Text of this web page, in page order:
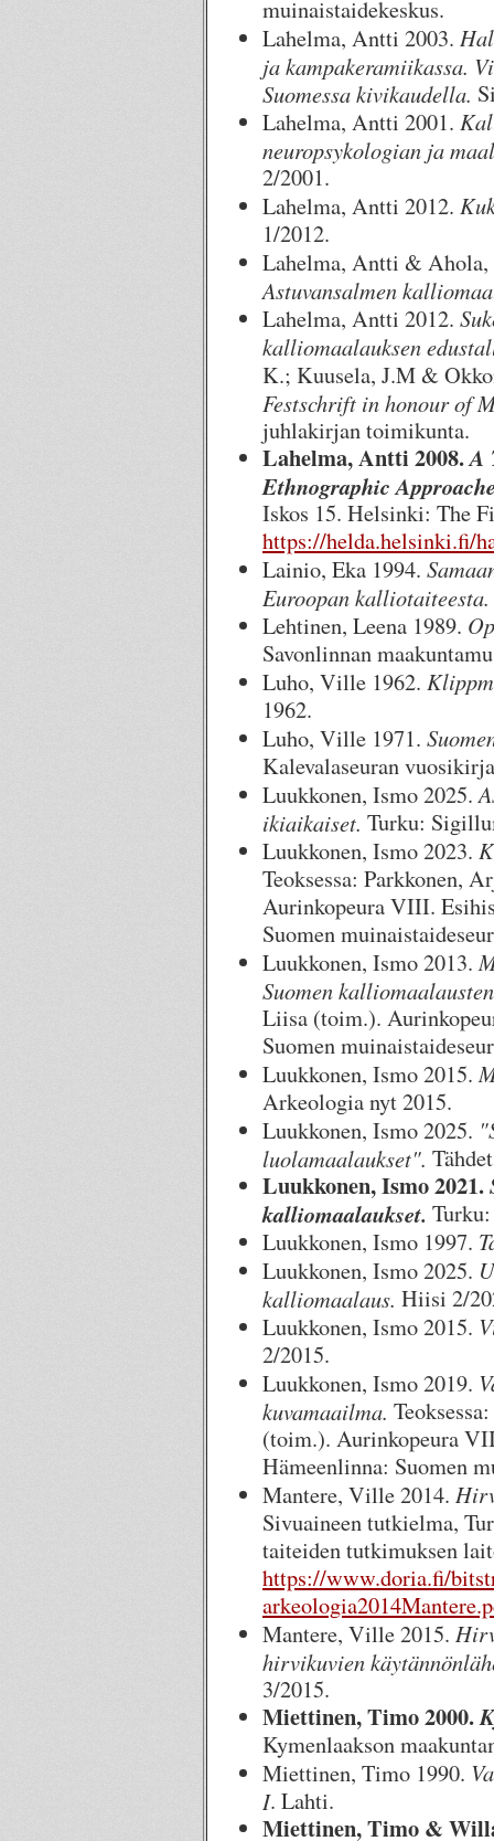
muinaistaidekeskus.
Lahelma, Antti 2003.
ja kampakeramiikassa.
Suomessa kivikaudella.
Lahelma, Antti 2001.
neuropsykologian ja
2/2001.
Lahelma, Antti 2012.
1/2012.
Lahelma, Antti &
Astuvansalmen
Lahelma, Antti 2012.
kalliomaalauksen
K.; Kuusela, J.M &
Festschrift in honour of
juhlakirjan toimikunta.
Lahelma, Antti 2008.A
Ethnographic
Iskos 15. Helsinki: The
https://helda.helsinki.fi/
Lainio, Eka 1994.
Euroopan kalliotaiteesta.
Lehtinen, Leena 1989.
Savonlinnan
Luho, Ville 1962.
1962.
Luho, Ville 1971.
Kalevalaseuran
Luukkonen, Ismo 2025.
ikiaikaiset. Turku:
Luukkonen, Ismo 2023.
Teoksessa: Parkkonen,
Aurinkopeura VIII.
Suomen
Luukkonen, Ismo 2013.
Suomen
Liisa (toim.).
Suomen
Luukkonen, Ismo 2015.
Arkeologia nyt 2015.
Luukkonen, Ismo 2025.
luolamaalaukset".
Luukkonen, Ismo 2021.
kalliomaalaukset.
Luukkonen, Ismo 1997.
Luukkonen, Ismo 2025.
kalliomaalaus. Hiisi 2/
Luukkonen, Ismo 2015.
2/2015.
Luukkonen, Ismo 2019.
kuvamaailma.
(toim.). Aurinkopeura
Hämeenlinna: Suomen
Mantere, Ville 2014.
Sivuaineen tutkielma,
taiteiden tutkimuksen
https://www.doria.fi/
Mantere, Ville 2015.
hirvikuvien
3/2015.
Miettinen, Timo 2000.
Kymenlaakson
Miettinen, Timo 1990.
I. Lahti.
Miettinen, Timo &